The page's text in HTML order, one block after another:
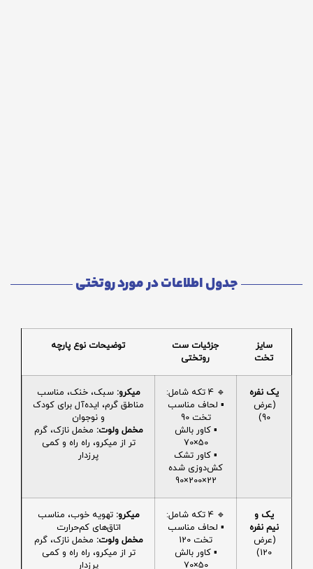
جدول اطلاعات در مورد روتختی
سایز
تخت
جزئیات ست
روتختی
توضیحات نوع پارچه
یک نفره
(عرض
90)
🔹 4 تکه شامل:
▪️ لحاف مناسب
تخت 90
▪️ کاور بالش
50×70
▪️ کاور تشک
کش‌دوزی شده
22×200×90
میکرو: سبک، خنک، مناسب
مناطق گرم، ایده‌آل برای کودک
و نوجوان
مخمل ولوت: مخمل نازک، گرم
تر از میکرو، راه راه و کمی
پرزدار
یک و
نیم نفره
(عرض
120)
🔹 4 تکه شامل:
▪️ لحاف مناسب
تخت 120
▪️ کاور بالش
50×70
میکرو: تهویه خوب، مناسب
اتاق‌های کم‌حرارت
مخمل ولوت: مخمل نازک، گرم
تر از میکرو، راه راه و کمی
پرزدار